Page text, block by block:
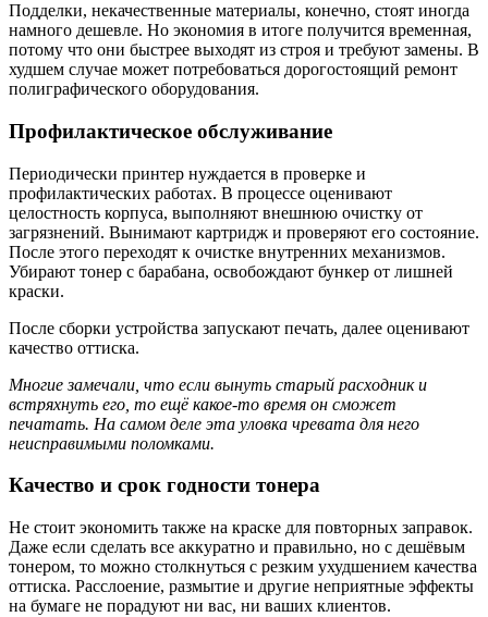
Подделки, некачественные материалы, конечно, стоят иногда
намного дешевле. Но экономия в итоге получится временная,
потому что они быстрее выходят из строя и требуют замены. В
худшем случае может потребоваться дорогостоящий ремонт
полиграфического оборудования.
Профилактическое обслуживание
Периодически принтер нуждается в проверке и
профилактических работах. В процессе оценивают
целостность корпуса, выполняют внешнюю очистку от
загрязнений. Вынимают картридж и проверяют его состояние.
После этого переходят к очистке внутренних механизмов.
Убирают тонер с барабана, освобождают бункер от лишней
краски.
После сборки устройства запускают печать, далее оценивают
качество оттиска.
Многие замечали, что если вынуть старый расходник и
встряхнуть его, то ещё какое-то время он сможет
печатать. На самом деле эта уловка чревата для него
неисправимыми поломками.
Качество и срок годности тонера
Не стоит экономить также на краске для повторных заправок.
Даже если сделать все аккуратно и правильно, но с дешёвым
тонером, то можно столкнуться с резким ухудшением качества
оттиска. Расслоение, размытие и другие неприятные эффекты
на бумаге не порадуют ни вас, ни ваших клиентов.